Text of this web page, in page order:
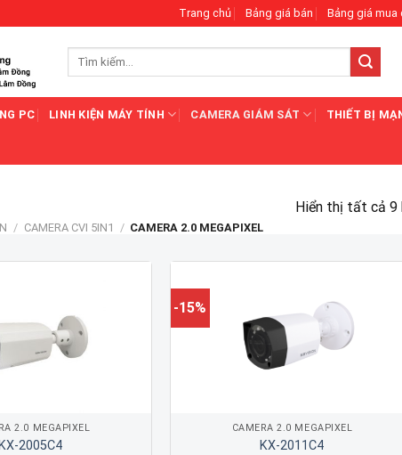
Trang chủ Bảng giá bán Bảng giá mua
Tìm
PC LINH KIỆN MÁY TÍNH CAMERA GIÁM SÁT THIẾT BỊ
/ CAMERA CVI 5IN1 / CAMERA 2.0 MEGAPIXEL
Hiển thị tất cả 9
2.0 MEGAPIXEL
KX-2005C4
-15%
CAMERA 2.0 MEGAPIXEL
KX-2011C4